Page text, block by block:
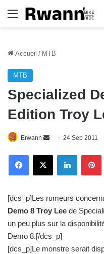
Menu
Accueil / MTB
MTB
Specialized
Edition Troy
Erwann
o
e
r
u
n
c
24 Sep 2011
[dcs_p]Les rumeurs
Demo 8 Troy Lee de
un peu plus sur la
Demo 8.[/dcs_p]
[dcs_p]Le monstre serait